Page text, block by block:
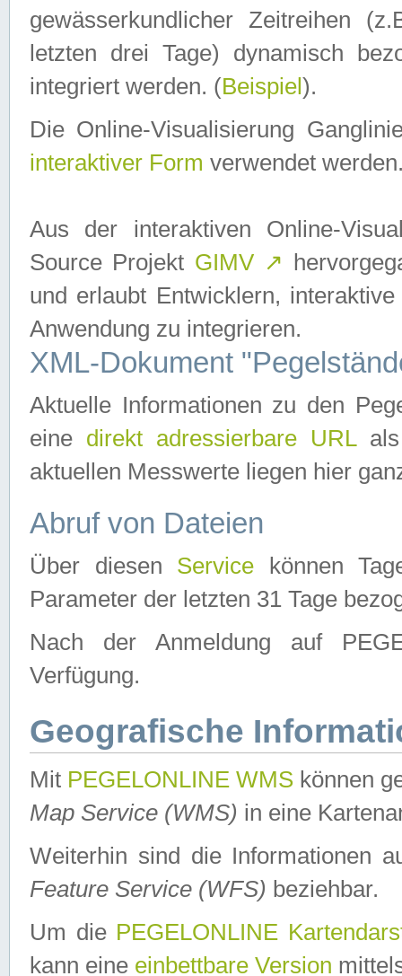
gewässerkundlicher Zeitreihen
letzten drei Tage) dynamisch
integriert werden. (Beispiel ).
Die Online-Visualisierung
interaktiver Form verwendet
Aus der interaktiven Online-
Source Projekt GIMV ↗
und erlaubt Entwicklern,
Anwendung zu integrieren.
XML-Dokument
Aktuelle Informationen zu den
eine direkt adressierbare URLals
aktuellen Messwerte liegen hier
Abruf von Dateien
Über diesen Service können
Parameter der letzten 31 Tage
Nach der Anmeldung auf
Verfügung.
Geografische
Mit PEGELONLINE WMS können
Map Service (WMS) in eine
Weiterhin sind die Informationen
Feature Service (WFS) beziehbar.
Um die PEGELONLINE
kann eine einbettbare Version